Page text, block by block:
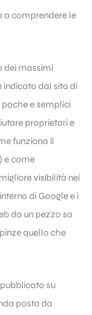
a comprendere le
dei massimi
indicato dal sito di
poche e semplici
proprietari e
funziona il
e come
visibilità nei
di Google e i
da un pezzo sa
quello che
su
posta da